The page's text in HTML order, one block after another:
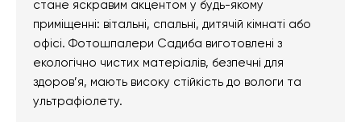
стане яскравим акцентом у будь-якому
приміщенні: вітальні, спальні, дитячій кімнаті або
офісі. Фотошпалери Садиба виготовлені з
екологічно чистих матеріалів, безпечні для
здоров’я, мають високу стійкість до вологи та
ультрафіолету.